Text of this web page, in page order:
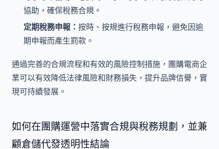
協助，確保稅務合規。
定期稅務申報： 按時、按規進行稅務申報，避免因逾
期申報而產生罰款。
通過完善的合規流程和有效的風險控制措施，團購電商企
業可以有效降低法律風險和財務損失，提升品牌信譽，實
現可持續發展。
如何在團購運營中落實合規與稅務規劃，並兼
顧倉儲代發透明性結論